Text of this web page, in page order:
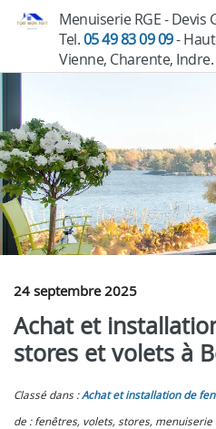
Menuiserie RGE - Devis
Tel.05 49 83 09 09-
Vienne, Charente, Indre.
24 septembre 2025
Achat et
stores et volets à
Classé dans :Achat et installation de
de : fenêtres, volets, stores, menuiserie